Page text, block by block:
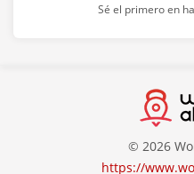
YMCA
Sé el primero en
© 2026
https://